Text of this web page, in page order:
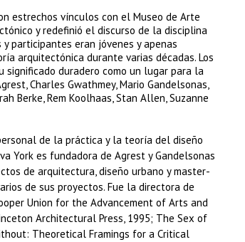
estrechos vínculos con el Museo de Arte
y redefinió el discurso de la disciplina
participantes eran jóvenes y apenas
arquitectónica durante varias décadas. Los
duradero como un lugar para la
Charles Gwathmey, Mario Gandelsonas,
Berke, Rem Koolhaas, Stan Allen, Suzanne
de la práctica y la teoría del diseño
York es fundadora de Agrest y Gandelsonas
de arquitectura, diseño urbano y master-
de sus proyectos. Fue la directora de
Union for the Advancement of Arts and
Architectural Press, 1995; The Sex of
Theoretical Framings for a Critical